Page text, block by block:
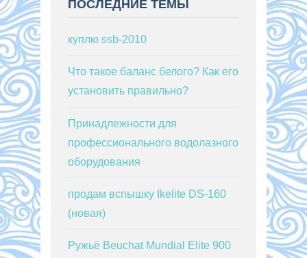
ПОСЛЕДНИЕ ТЕМЫ
куплю ssb-2010
Что такое баланс белого? Как его
установить правильно?
Принадлежности для
профессионального водолазного
оборудования
продам вспышку Ikelite DS-160
(новая)
Ружьё Beuchat Mundial Elite 900